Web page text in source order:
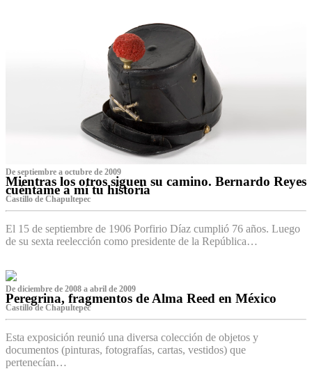
De septiembre a octubre de 2009
Mientras los otros siguen su camino. Bernardo Reyes
cuéntame a mí tu historia
Castillo de Chapultepec
El 15 de septiembre de 1906 Porfirio Díaz cumplió 76 años. Luego
de su sexta reelección como presidente de la República…
De diciembre de 2008 a abril de 2009
Peregrina, fragmentos de Alma Reed en México
Castillo de Chapultepec
Esta exposición reunió una diversa colección de objetos y
documentos (pinturas, fotografías, cartas, vestidos) que
pertenecían…